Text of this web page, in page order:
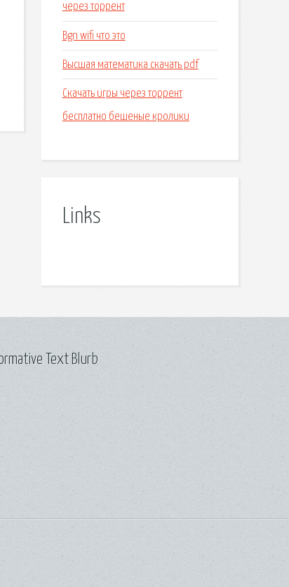
через торрент
Bgn wifi что это
Высшая математика скачать pdf
Скачать игры через торрент
бесплатно бешеные кролики
Links
Text Blurb